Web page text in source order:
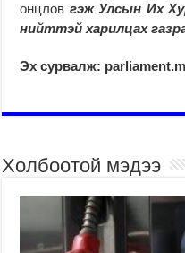
онцлов гэж Улсын Их
нийттэй харилцах
Эх сурвалж:
Холбоотой мэдээ